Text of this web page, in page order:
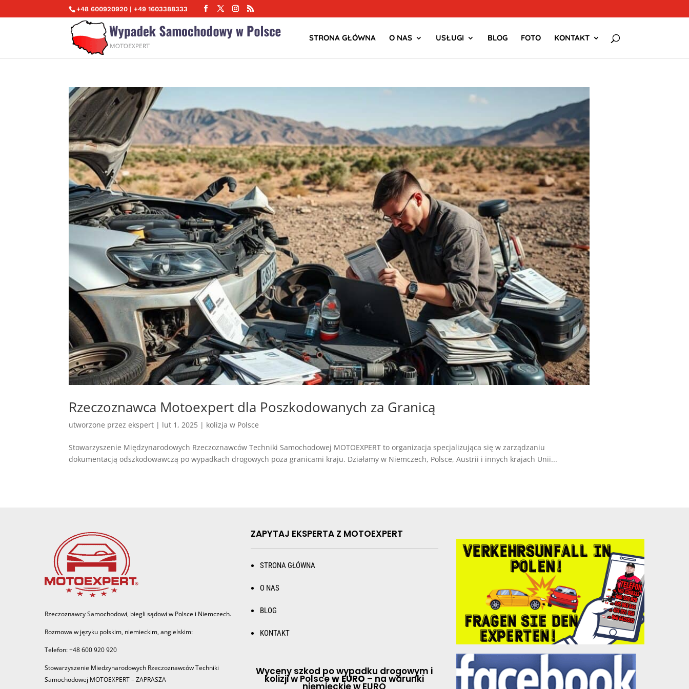
+48 600920920 | +49 1603388333
STRONA GŁÓWNA O NAS USŁUGI BLOG FOTO KONTAKT
Rzeczoznawca Motoexpert dla Poszkodowanych za Granicą
utworzone przezekspert | lut 1, 2025 | kolizja w Polsce
Stowarzyszenie Międzynarodowych Rzeczoznawców Techniki Samochodowej MOTOEXPERT to organizacja specjalizująca się w zarządzaniu
dokumentacją odszkodowawczą po wypadkach drogowych poza granicami kraju. Działamy w Niemczech, Polsce, Austrii i innych krajach Unii...
Rzeczoznawcy Samochodowi, biegli sądowi w Polsce i Niemczech.
Rozmowa w języku polskim, niemieckim, angielskim:
Telefon: +48 600 920 920
Stowarzyszenie Miedzynarodowych Rzeczoznawców Techniki
Samochodowej MOTOEXPERT – ZAPRASZA
ZAPYTAJ EKSPERTA Z MOTOEXPERT
STRONA GŁÓWNA
O NAS
BLOG
KONTAKT
Wyceny szkod po wypadku drogowym i
kolizji w Polscew EURO – na warunki